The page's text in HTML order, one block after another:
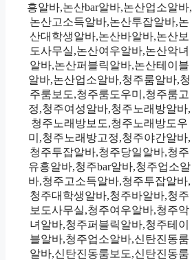
흥알바,논산bar알바,논산업소알바,
논산고소득알바,논산투잡알바,논
산대학생알바,논산바알바,논산보
도사무실,논산여우알바,논산악녀
알바,논산퍼블릭알바,논산테이블
알바,논산업소알바,청주룸알바,청
주룸보도,청주룸도우미,청주룸고
정,청주여성알바,청주노래방알바,
청주노래방보도,청주노래방도우
미,청주노래방고정,청주야간알바,
청주투잡알바,청주당일알바,청주
유흥알바,청주bar알바,청주업소알
바,청주고소득알바,청주투잡알바,
청주대학생알바,청주바알바,청주
보도사무실,청주여우알바,청주악
녀알바,청주퍼블릭알바,청주테이
블알바,청주업소알바,신탄진동룸
알바,신탄진동룸보도,신탄진동룸